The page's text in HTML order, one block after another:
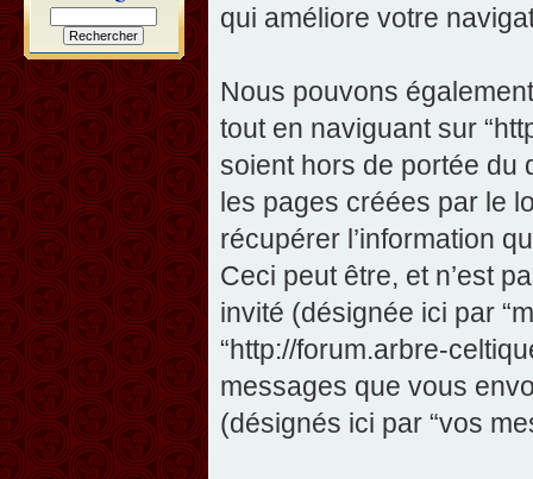
qui améliore votre
Nous pouvons
tout en naviguant sur
soient hors de portée du
les pages créées par le
récupérer l’information
Ceci peut être, et n’est
invité (désignée ici par
“http://forum.arbre-
messages que vous
(désignés ici par “vos